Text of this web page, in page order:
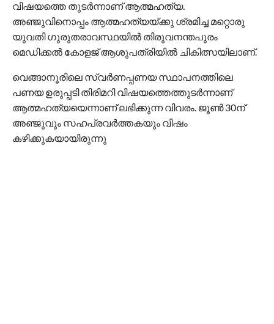
വിഷയത്തെ തുടര്‍ന്നാണ് ആത്മഹത്യ.
അഞ്ജുവിനൊപ്പം ആത്മഹത്യയ്ക്കു ശ്രമിച്ച മറ്റൊരു
യുവതി ഗുരുതരാവസ്ഥയില്‍ തിരുവനന്തപുരം
മെഡിക്കല്‍ കോളജ് ആശുപത്രിയില്‍ ചികിത്സയിലാണ്.
വെങ്ങാനൂരിലെ സ്വര്‍ണപ്പണയ സ്ഥാപനത്തിലെ
പണയ ഉരുപ്പടി തിരിമറി വിഷയത്തെത്തുടര്‍ന്നാണ്
ആത്മഹത്യയെന്നാണ് ലഭിക്കുന്ന വിവരം. ജൂണ്‍ 30ന്
അഞ്ജുവും സഹപ്രവര്‍ത്തകയും വിഷം
കഴിക്കുകയായിരുന്നു